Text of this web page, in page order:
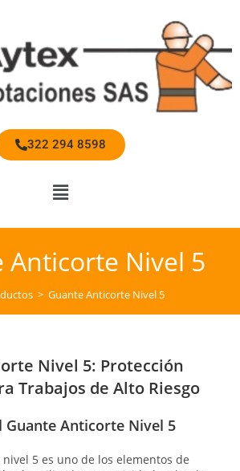
322 294 8598
Anticorte Nivel 5
> Guante Anticorte Nivel 5
Nivel 5: Protección
Trabajos de Alto Riesgo
Anticorte Nivel 5
5 es uno de los elementos de